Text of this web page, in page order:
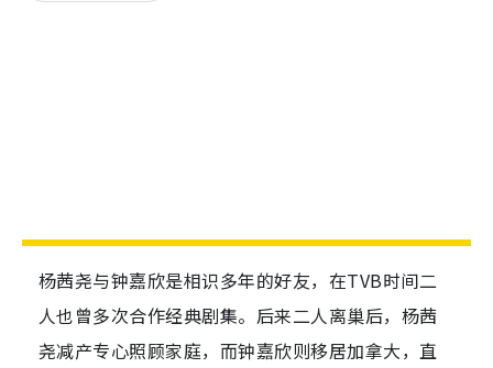
杨茜尧与钟嘉欣是相识多年的好友，在TVB时间二
人也曾多次合作经典剧集。后来二人离巢后，杨茜
尧减产专心照顾家庭，而钟嘉欣则移居加拿大，直